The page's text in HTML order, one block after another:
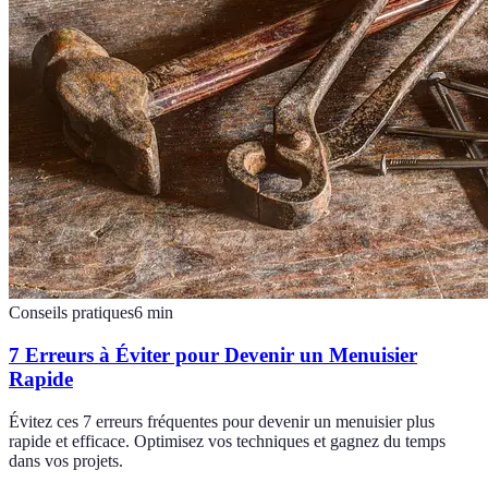
Conseils pratiques6 min
7 Erreurs à Éviter pour Devenir un Menuisier
Rapide
Évitez ces 7 erreurs fréquentes pour devenir un menuisier plus
rapide et efficace. Optimisez vos techniques et gagnez du temps
dans vos projets.